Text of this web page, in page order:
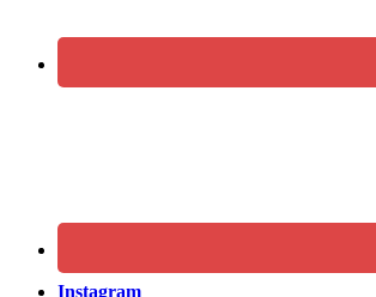
Instagram